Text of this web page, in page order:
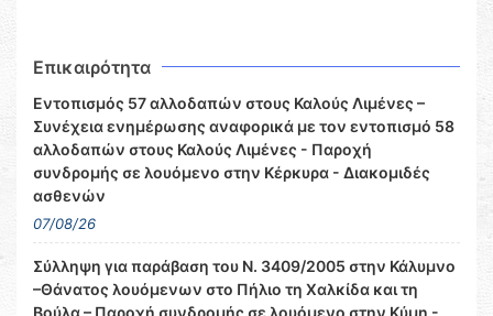
Επικαιρότητα
Εντοπισμός 57 αλλοδαπών στους Καλούς Λιμένες –
Συνέχεια ενημέρωσης αναφορικά με τον εντοπισμό 58
αλλοδαπών στους Καλούς Λιμένες - Παροχή
συνδρομής σε λουόμενο στην Κέρκυρα - Διακομιδές
ασθενών
07/08/26
Σύλληψη για παράβαση του Ν. 3409/2005 στην Κάλυμνο
–Θάνατος λουόμενων στο Πήλιο τη Χαλκίδα και τη